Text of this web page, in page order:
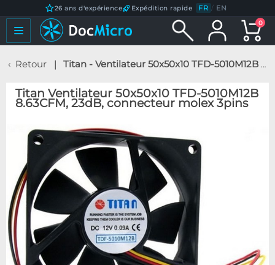
26 ans d'expérience Expédition rapide FR / EN
0
Retour Titan - Ventilateur 50x50x10 TFD-5010M12B 8.63CFM, 23dB, connecteur molex 3pins
Titan Ventilateur 50x50x10 TFD-5010M12B
8.63CFM, 23dB, connecteur molex 3pins